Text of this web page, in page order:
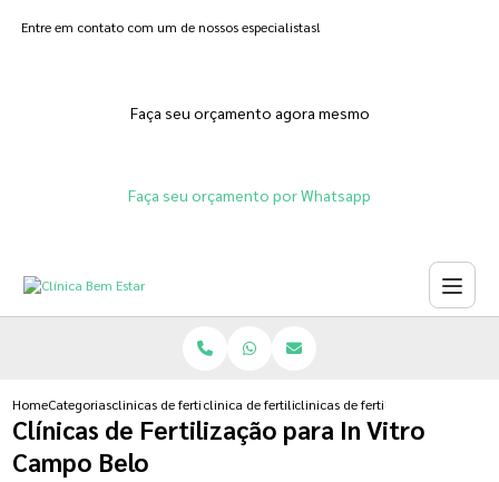
Entre em contato com um de nossos especialistas!
Faça seu orçamento agora mesmo
Faça seu orçamento por Whatsapp
HomeCategoriasclinicas de fertilizacoesclinica de fertilizacao femininaclinicas de fertilizacao para in
Clínicas de Fertilização para In Vitro
Campo Belo